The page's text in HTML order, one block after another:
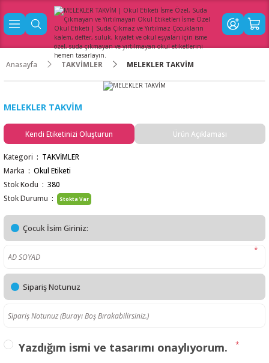
Anasayfa TAKVİMLER MELEKLER TAKVİM
MELEKLER TAKVİM
Kendi Etiketinizi Oluşturun Ürün Açıklaması
Kategori
TAKVİMLER
Marka
Okul Etiketi
Stok Kodu
380
Stok Durumu
Stokta Var
Çocuk İsim Giriniz:
*
Sipariş Notunuz
Yazdığım ismi ve tasarımı onaylıyorum. *